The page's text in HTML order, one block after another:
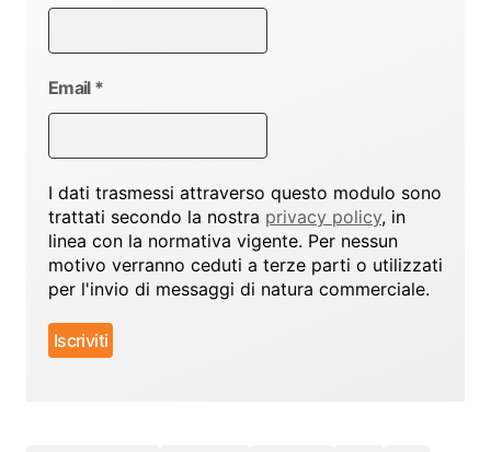
Email *
I dati trasmessi attraverso questo modulo sono
trattati secondo la nostra privacy policy, in
linea con la normativa vigente. Per nessun
motivo verranno ceduti a terze parti o utilizzati
per l'invio di messaggi di natura commerciale.